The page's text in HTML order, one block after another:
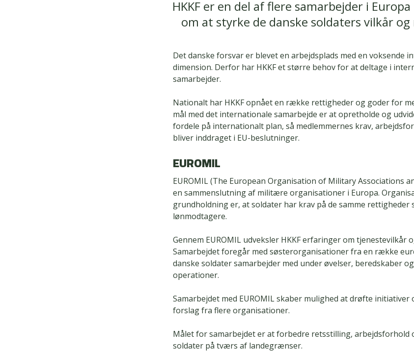
HKKF er en del af flere samarbejder i
om at styrke de danske soldaters vilkår
Det danske forsvar er blevet en arbejdsplads med en voksende
dimension. Derfor har HKKF et større behov for at deltage i
samarbejder.
Nationalt har HKKF opnået en række rettigheder og goder for
mål med det internationale samarbejde er at opretholde og
fordele på internationalt plan, så medlemmernes krav,
bliver inddraget i EU-beslutninger.
EUROMIL
EUROMIL (The European Organisation of Military Associations
en sammenslutning af militære organisationer i Europa.
grundholdning er, at soldater har krav på de samme rettigheder
lønmodtagere.
Gennem EUROMIL udveksler HKKF erfaringer om tjenestevilkår
Samarbejdet foregår med søsterorganisationer fra en række
danske soldater samarbejder med under øvelser, beredskaber
operationer.
Samarbejdet med EUROMIL skaber mulighed at drøfte
forslag fra flere organisationer.
Målet for samarbejdet er at forbedre retsstilling, arbejdsforhold
soldater på tværs af landegrænser.